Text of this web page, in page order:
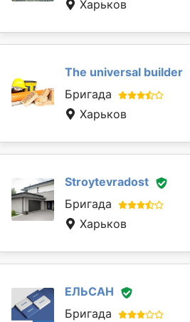
Харьков
The universal builder
Бригада
Харьков
Stroytevradost
Бригада
Харьков
ЕЛЬСАН
Бригада